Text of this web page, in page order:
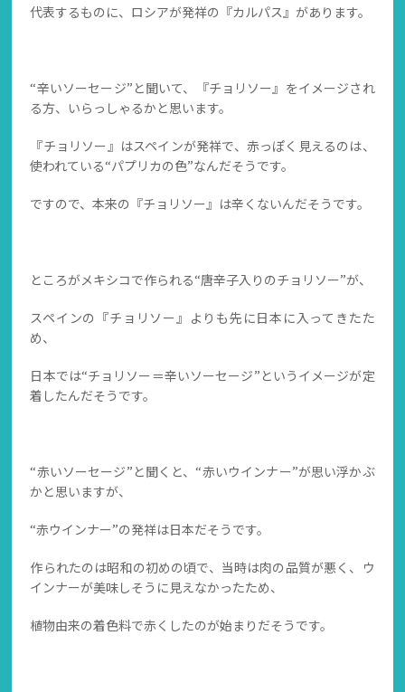
代表するものに、ロシアが発祥の『カルパス』があります。
“辛いソーセージ”と聞いて、『チョリソー』をイメージされ
る方、いらっしゃるかと思います。
『チョリソー』はスペインが発祥で、赤っぽく見えるのは、
使われている“パプリカの色”なんだそうです。
ですので、本来の『チョリソー』は辛くないんだそうです。
ところがメキシコで作られる“唐辛子入りのチョリソー”が、
スペインの『チョリソー』よりも先に日本に入ってきたた
め、
日本では“チョリソー＝辛いソーセージ”というイメージが定
着したんだそうです。
“赤いソーセージ”と聞くと、“赤いウインナー”が思い浮かぶ
かと思いますが、
“赤ウインナー”の発祥は日本だそうです。
作られたのは昭和の初めの頃で、当時は肉の品質が悪く、ウ
インナーが美味しそうに見えなかったため、
植物由来の着色料で赤くしたのが始まりだそうです。